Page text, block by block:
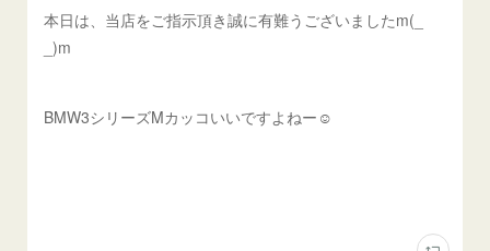
本日は、当店をご指示頂き誠に有難うございましたm(_
_)m
BMW3シリーズMカッコいいですよねー☺️